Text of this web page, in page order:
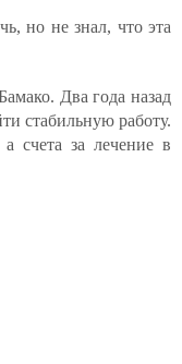
но не знал, что эта
Два года назад
стабильную работу.
счета за лечение в